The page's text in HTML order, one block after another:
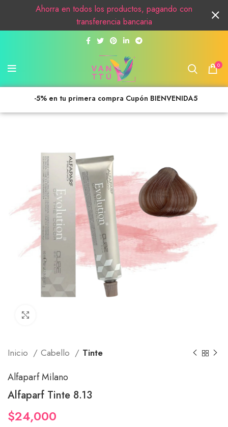
0
-5% en tu primera compra Cupón BIENVENIDA5
Inicio Cabello Tinte
Alfaparf Milano
Alfaparf Tinte 8.13
$24,000
Ahorra en todos los productos, pagando con
transferencia bancaria